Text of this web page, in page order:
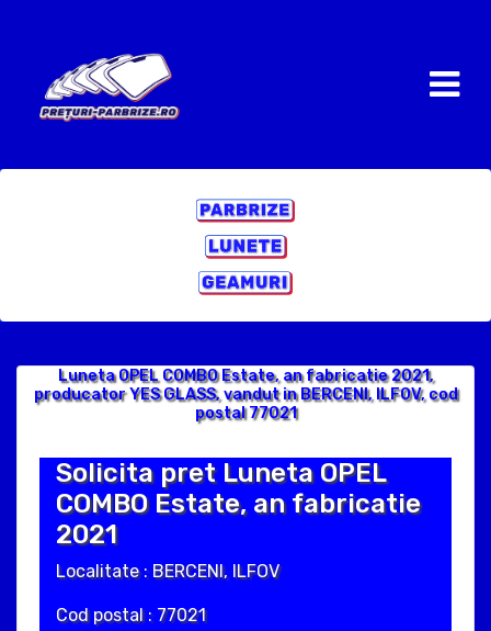
Luneta OPEL COMBO Estate, an fabricatie 2021,
producator YES GLASS, vandut in BERCENI, ILFOV, cod
postal 77021
Solicita pret Luneta OPEL
COMBO Estate, an fabricatie
2021
Localitate : BERCENI, ILFOV
Cod postal : 77021